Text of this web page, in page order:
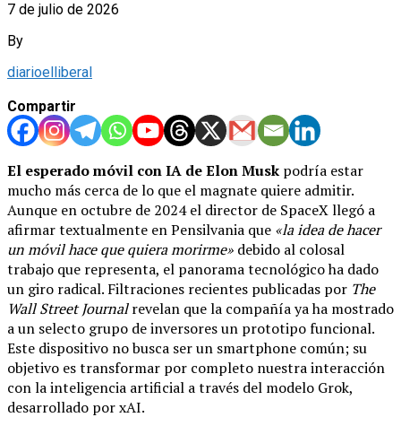
7 de julio de 2026
By
diarioelliberal
Compartir
El esperado móvil con IA de Elon Musk podría estar
mucho más cerca de lo que el magnate quiere admitir.
Aunque en octubre de 2024 el director de SpaceX llegó a
afirmar textualmente en Pensilvania que «la idea de hacer
un móvil hace que quiera morirme» debido al colosal
trabajo que representa, el panorama tecnológico ha dado
un giro radical. Filtraciones recientes publicadas por The
Wall Street Journalrevelan que la compañía ya ha mostrado
a un selecto grupo de inversores un prototipo funcional.
Este dispositivo no busca ser un smartphone común; su
objetivo es transformar por completo nuestra interacción
con la inteligencia artificial a través del modelo Grok,
desarrollado por xAI.